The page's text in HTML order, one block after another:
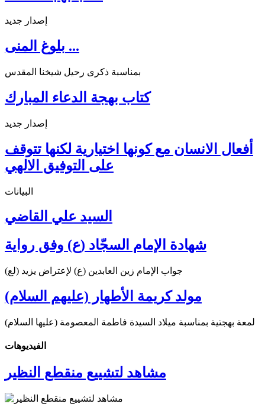
إصدار جديد
بلوغ المنى ...
بمناسبة ذكرى رحيل شيخنا المقدس
كتاب بهجة الدعاء المبارك
إصدار جديد
أفعال الانسان مع كونها اختيارية لكنها تتوقف
على التوفيق الالهي
البيانات
السيد علي القاضي
شهادة الإمام السجّاد (ع) وفق رواية
جواب الإمام زين العابدين (ع) لإعتراض يزيد (لع)
مولد كريمة الأطهار (عليهم السلام)
لمعة بهجتية بمناسبة ميلاد السيدة فاطمة المعصومة (عليها السلام)
الفیدیوهات
مشاهد لتشييع منقطع النظير